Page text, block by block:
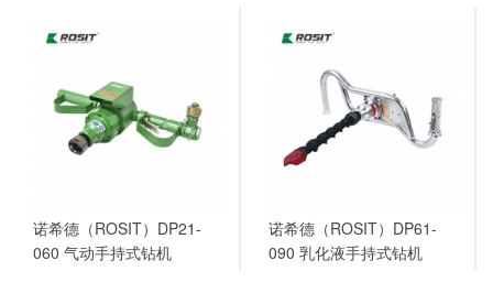
诺希德（ROSIT）DP21-
060 气动手持式钻机
诺希德（ROSIT）DP61-
090 乳化液手持式钻机